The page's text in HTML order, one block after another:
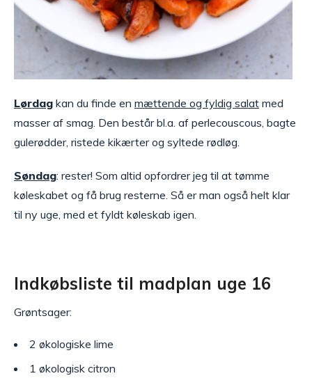
Lørdag kan du finde en mættende og fyldig salat med
masser af smag. Den består bl.a. af perlecouscous, bagte
gulerødder, ristede kikærter og syltede rødløg.
Søndag: rester! Som altid opfordrer jeg til at tømme
køleskabet og få brug resterne. Så er man også helt klar
til ny uge, med et fyldt køleskab igen.
Indkøbsliste til madplan uge 16
Grøntsager:
2 økologiske lime
1 økologisk citron